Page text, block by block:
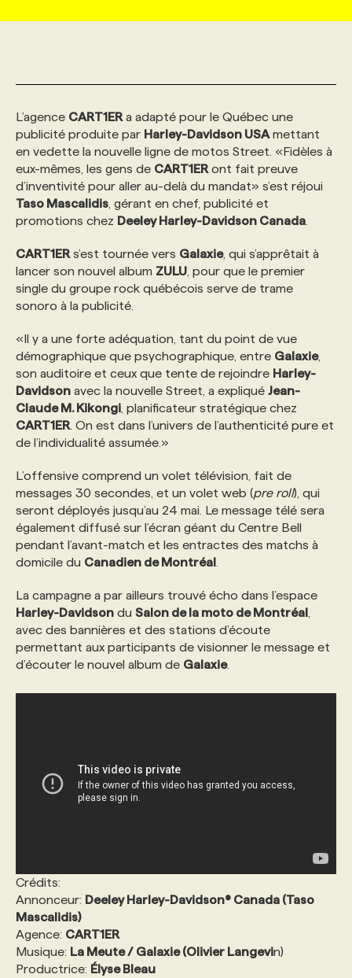
INITIATIVES NUMÉRIQUES
PRIX ET DISTINCTIONS
MARKETING DURABLE
GEO/SEO
NOS AUTEUR‧RICES
ANNONCEZ AVEC NOUS
PROFIL ENTREPRISE
FAQ
PROFIL CANDIDAT
ANNONCEZ AVEC NOUS
NOS PARCOURS DE FORMATIONS
FORMATIONS PERSONNALISÉES
POURQUOI CHOISIR NOS FORMATIONS
NOS TARIFS
PROGRAMMES DE SUBVENTIONS
FAQ
ANNONCEZ AVEC NOUS
SERVICE DE CHASSE DE TÊTE
NOS TARIFS
FAQ
ANNONCEZ AVEC NOUS
L’agence CART1ER a adapté pour le Québec une
publicité produite par Harley-Davidson USA mettant
en vedette la nouvelle ligne de motos Street. «Fidèles à
eux-mêmes, les gens de CART1ER ont fait preuve
d’inventivité pour aller au-delà du mandat» s’est réjoui
Taso Mascalidis , gérant en chef, publicité et
promotions chez Deeley Harley-Davidson Canada
CART1ER s’est tournée vers Galaxie, qui s’apprêtait à
lancer son nouvel album ZULU , pour que le premier
single du groupe rock québécois serve de trame
sonoro à la publicité.
«Il y a une forte adéquation, tant du point de vue
démographique que psychographique, entre Galaxie,
son auditoire et ceux que tente de rejoindre Harley-
Davidson avec la nouvelle Street, a expliqué Jean-
Claude M. Kikongi , planificateur stratégique chez
CART1ER . On est dans l’univers de l’authenticité pure et
de l’individualité assumée.»
L’offensive comprend un volet télévision, fait de
messages 30 secondes, et un volet web (pre roll), qui
seront déployés jusqu’au 24 mai. Le message télé sera
également diffusé sur l’écran géant du Centre Bell
pendant l’avant-match et les entractes des matchs à
domicile du Canadien de Montréal
La campagne a par ailleurs trouvé écho dans l’espace
Harley-Davidson du Salon de la moto de Montréal
avec des bannières et des stations d’écoute
permettant aux participants de visionner le message et
d’écouter le nouvel album de Galaxie.
Crédits:
Annonceur: Deeley Harley-Davidson® Canada (Taso
Mascalidis)
Agence: CART1ER
Musique: La Meute / Galaxie (Olivier Langevin)
Productrice: Élyse Bleau